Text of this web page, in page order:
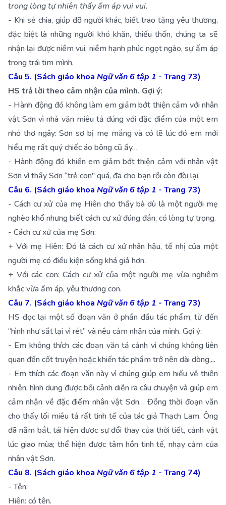
trong lòng tự nhiên thấy ấm áp vui vui.
- Khi sẻ chia, giúp đỡ người khác, biết trao tặng yêu thương,
đặc biệt là những người khó khăn, thiếu thốn, chúng ta sẽ
nhận lại được niềm vui, niềm hạnh phúc ngọt ngào, sự ấm áp
trong trái tim mình.
Câu 5. (Sách giáo khoa Ngữ văn 6 tập 1 - Trang 73)
HS trả lời theo cảm nhận của mình. Gợi ý:
- Hành động đó không làm em giảm bớt thiện cảm với nhân
vật Sơn vì nhà văn miêu tả đúng với đặc điểm của một em
nhỏ thơ ngây: Sơn sợ bị mẹ mắng và có lẽ lúc đó em mới
hiểu mẹ rất quý chiếc áo bông cũ ấy…
- Hành động đó khiến em giảm bớt thiện cảm với nhân vật
Sơn vì thấy Sơn “trẻ con" quá, đã cho bạn rồi còn đòi lại.
Câu 6. (Sách giáo khoa Ngữ văn 6 tập 1 - Trang 73)
- Cách cư xử của mẹ Hiên cho thấy bà dù là một người mẹ
nghèo khổ nhưng biết cách cư xử đúng đắn, có lòng tự trọng.
- Cách cư xử của mẹ Sơn:
+ Với mẹ Hiên: Đó là cách cư xử nhân hậu, tế nhị của một
người mẹ có điều kiện sống khá giả hơn.
+ Với các con: Cách cư xử của một người mẹ vừa nghiêm
khắc vừa ấm áp, yêu thương con.
Câu 7. (Sách giáo khoa Ngữ văn 6 tập 1 - Trang 73)
HS đọc lại một số đoạn văn ở phần đầu tác phẩm, từ đến
“hình như sắt lại vì rét” và nêu cảm nhận của mình. Gợi ý:
- Em không thích các đoạn văn tả cảnh vì chúng không liên
quan đến cốt truyện hoặc khiến tác phẩm trở nên dài dòng,...
- Em thích các đoạn văn này vì chúng giúp em hiểu về thiên
nhiên; hình dung được bối cảnh diễn ra câu chuyện và giúp em
cảm nhận về đặc điểm nhân vật Sơn… Đồng thời đoạn văn
cho thấy lối miêu tả rất tinh tế của tác giả Thạch Lam. Ông
đã nắm bắt, tái hiện được sự đổi thay của thời tiết, cảnh vật
lúc giao mùa; thể hiện được tâm hồn tinh tế, nhạy cảm của
nhân vật Sơn.
Câu 8. (Sách giáo khoa Ngữ văn 6 tập 1 - Trang 74)
- Tên:
Hiên: có tên.